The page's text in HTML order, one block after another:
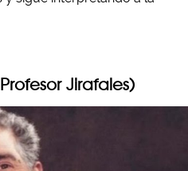
Jirafales)